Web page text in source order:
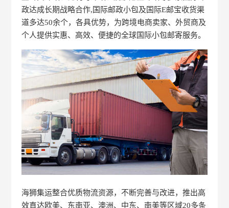
政达成长期战略合作,国际邮政小包及国际E邮宝收货渠
道多达50余个，各具优势，为跨境电商卖家、外贸商及
个人提供实惠、高效、便捷的全球国际小包邮寄服务。
海狮集运整合优质物流资源，不断完善与改进，推出高
效直达欧美、东南亚、澳洲、中东、南美等区域20多条